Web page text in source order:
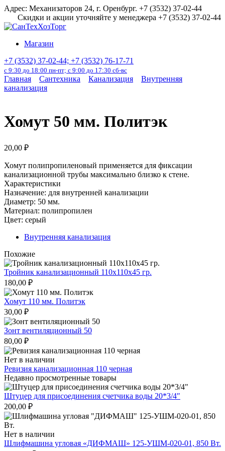
Перейти
содержанию
Адрес: Механизаторов 24, г. Оренбург. +7 (3532) 37-02-44
Скидки и акции уточняйте у менеджера +7 (3532) 37-02-44
Магазин
+7 (3532) 37-02-44; +7 (3532) 76-17-71
с 9:30 до 18:00 пн-пт; с 9:00 до 17:30 сб-вс
Главная Сантехника Канализация
Внутренняя
канализация
Хомут 50 мм. Политэк
20,00 ₽
Хомут полипропиленовый применяется для фиксации
канализационной трубы максимально близко к стене.
Характеристики
Назначение: для внутренней канализации
Диаметр: 50 мм.
Материал: полипропилен
Цвет: серый
Внутренняя канализация
Похожие
Тройник канализационный 110х110х45 гр.
180,00 ₽
Хомут 110 мм. Политэк
30,00 ₽
Зонт вентиляционный 50
80,00 ₽
Нет в наличии
Ревизия канализационная 110 черная
Недавно просмотренные товары
Штуцер для присоединения счетчика воды 20*3/4″
200,00 ₽
Нет в наличии
Шлифмашина угловая «ДИФМАШ» 125-УШМ-020-01, 850 Вт.